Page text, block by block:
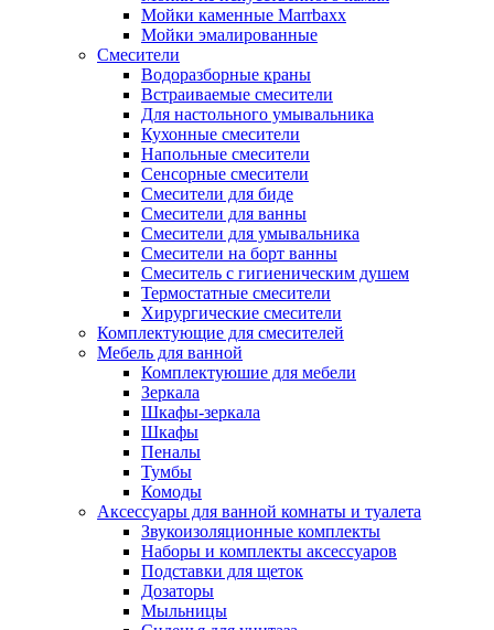
Мойки каменные Marrbaxx
Мойки эмалированные
Смесители
Водоразборные краны
Встраиваемые смесители
Для настольного умывальника
Кухонные смесители
Напольные смесители
Сенсорные смесители
Смесители для биде
Смесители для ванны
Смесители для умывальника
Смесители на борт ванны
Смеситель с гигиеническим душем
Термостатные смесители
Хирургические смесители
Комплектующие для смесителей
Мебель для ванной
Комплектуюшие для мебели
Зеркала
Шкафы-зеркала
Шкафы
Пеналы
Тумбы
Комоды
Аксессуары для ванной комнаты и туалета
Звукоизоляционные комплекты
Наборы и комплекты аксессуаров
Подставки для щеток
Дозаторы
Мыльницы